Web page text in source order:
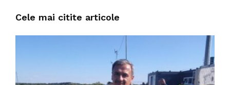
Cele mai citite articole